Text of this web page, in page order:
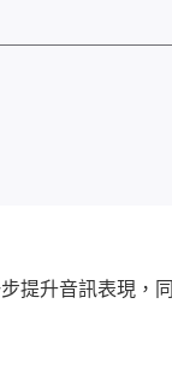
提升音訊表現，